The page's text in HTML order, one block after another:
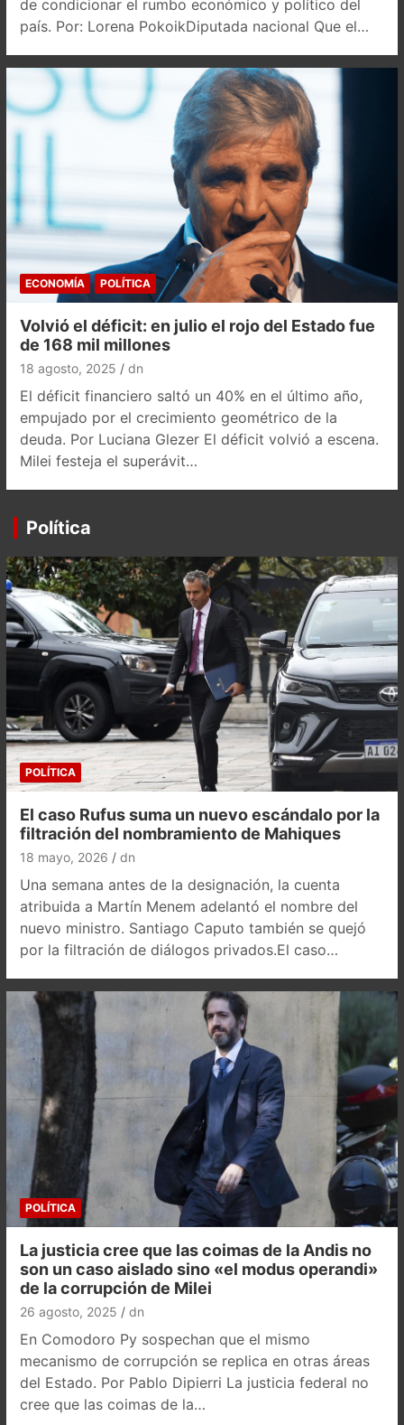
de condicionar el rumbo económico y político del
país. Por: Lorena PokoikDiputada nacional Que el…
ECONOMÍA POLÍTICA
Volvió el déficit: en julio el rojo del Estado fue
de 168 mil millones
18 agosto, 2025 dn
El déficit financiero saltó un 40% en el último año,
empujado por el crecimiento geométrico de la
deuda. Por Luciana Glezer El déficit volvió a escena.
Milei festeja el superávit…
Política
POLÍTICA
El caso Rufus suma un nuevo escándalo por la
filtración del nombramiento de Mahiques
18 mayo, 2026 dn
Una semana antes de la designación, la cuenta
atribuida a Martín Menem adelantó el nombre del
nuevo ministro. Santiago Caputo también se quejó
por la filtración de diálogos privados.El caso…
POLÍTICA
La justicia cree que las coimas de la Andis no
son un caso aislado sino «el modus operandi»
de la corrupción de Milei
26 agosto, 2025 dn
En Comodoro Py sospechan que el mismo
mecanismo de corrupción se replica en otras áreas
del Estado. Por Pablo Dipierri La justicia federal no
cree que las coimas de la…